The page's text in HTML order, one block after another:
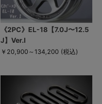
《2PC》EL-18【7.0J〜12.5
J】Ver.I
￥20,900～134,200 (税込)